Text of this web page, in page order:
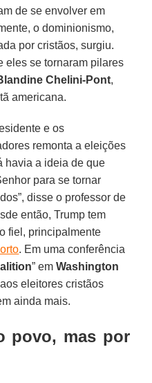
de se envolver em
o dominionismo,
por cristãos, surgiu.
eles se tornaram pilares
Chelini-Pont,
americana.
e os
remonta a eleições
havia a ideia de que
para se tornar
disse o professor de
então, Trump tem
fiel, principalmente
. Em uma conferência
” emWashington
eleitores cristãos
ainda mais.
povo, mas por